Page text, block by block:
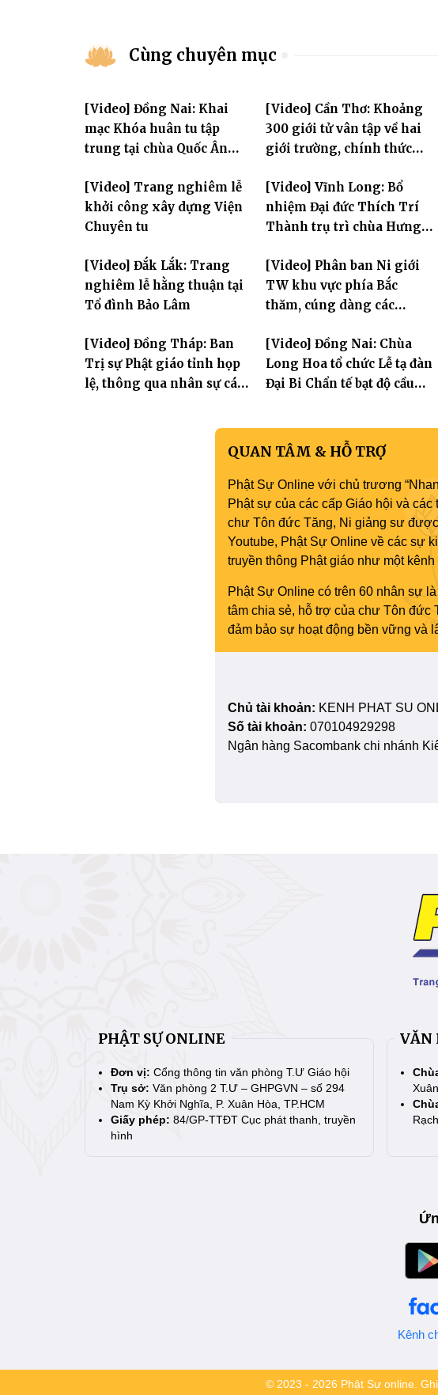
Cùng chuyên mục
[Video] Đồng Nai: Khai
mạc Khóa huân tu tập
trung tại chùa Quốc Ân
[Video] Cần Thơ: Khoảng
300 giới tử vân tập về hai
giới trường, chính thức
đàn Bửu Lai PL.2570
[Video] Trang nghiêm lễ
khởi công xây dựng Viện
Chuyên tu
[Video] Vĩnh Long: Bổ
nhiệm Đại đức Thích Trí
Thành trụ trì chùa Hưng
[Video] Đắk Lắk: Trang
nghiêm lễ hằng thuận tại
Tổ đình Bảo Lâm
[Video] Phân ban Ni giới
TW khu vực phía Bắc
thăm, cúng dàng các
Yên và thành phố Hải
Phòng
[Video] Đồng Tháp: Ban
Trị sự Phật giáo tỉnh họp
lệ, thông qua nhân sự các
[Video] Đồng Nai: Chùa
Long Hoa tổ chức Lễ tạ đàn
Đại Bi Chẩn tế bạt độ cầu
QUAN TÂM & HỖ TRỢ
Phật Sự Online với chủ trương
Phật sự của các cấp Giáo hội và
chư Tôn đức Tăng, Ni giảng sư
Youtube, Phật Sự Online về các sự
truyền thông Phật giáo như một
Phật Sự Online có trên 60 nhân sự
tâm chia sẻ, hỗ trợ của chư Tôn đức
đảm bảo sự hoạt động bền vững và
Chủ tài khoản: KENH PHAT SU
Số tài khoản: 070104929298
Ngân hàng Sacombank chi nhánh
PHẬT SỰ ONLINE
Đơn vị: Cổng thông tin văn phòng T.Ư Giáo hội
Trụ sở: Văn phòng 2 T.Ư – GHPGVN – số 294
Nam Kỳ Khởi Nghĩa, P. Xuân Hòa, TP.HCM
Giấy phép: 84/GP-TTĐT Cục phát thanh, truyền
hình
VĂN
Kênh
© 2023 - 2026 Phật Sự online.